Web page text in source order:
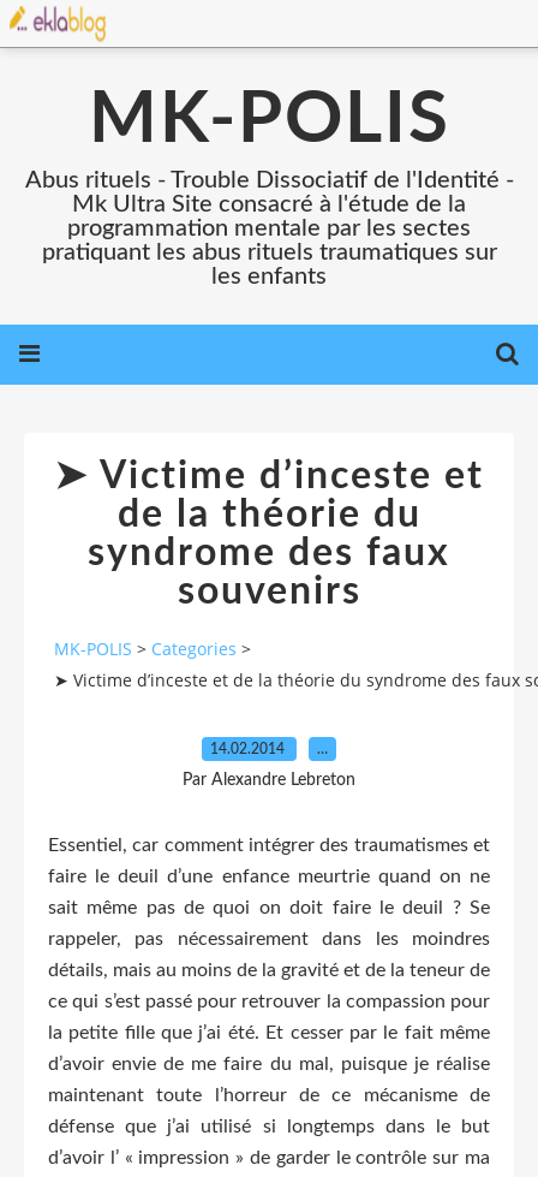
MK-POLIS
Abus rituels - Trouble Dissociatif de l'Identité -
Mk Ultra Site consacré à l'étude de la
programmation mentale par les sectes
pratiquant les abus rituels traumatiques sur
les enfants
➤ Victime d’inceste et
de la théorie du
syndrome des faux
souvenirs
MK-POLIS > Categories >
➤ Victime d’inceste et de la théorie du syndrome des faux
14.02.2014 …
Par Alexandre Lebreton
Essentiel, car comment intégrer des traumatismes et
faire le deuil d’une enfance meurtrie quand on ne
sait même pas de quoi on doit faire le deuil ? Se
rappeler, pas nécessairement dans les moindres
détails, mais au moins de la gravité et de la teneur de
ce qui s’est passé pour retrouver la compassion pour
la petite fille que j’ai été. Et cesser par le fait même
d’avoir envie de me faire du mal, puisque je réalise
maintenant toute l’horreur de ce mécanisme de
défense que j’ai utilisé si longtemps dans le but
d’avoir l’ « impression » de garder le contrôle sur ma